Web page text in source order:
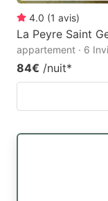
4.0 (1 avis)
La Peyre Saint
appartement · 6
84€ /nuit*